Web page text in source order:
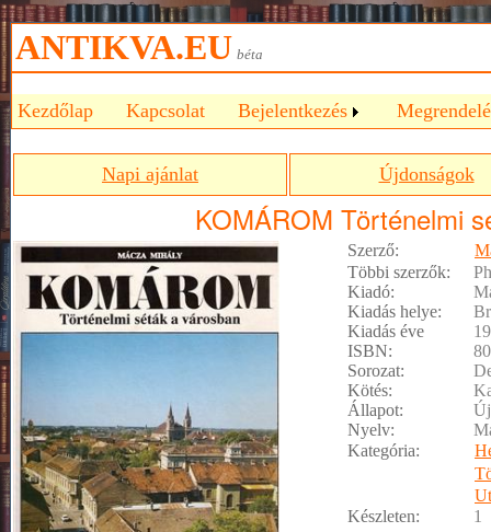
ANTIKVA.EU béta
Kezdőlap Kapcsolat Bejelentkezés
Napi ajánlat Újdonságok
KOMÁROM Történelmi
Szerző:
Többi szerzők:
Kiadó:
Kiadás helye:
Kiadás éve
ISBN:
Sorozat:
Kötés:
Állapot:
Nyelv:
Kategória:
Készleten:
1